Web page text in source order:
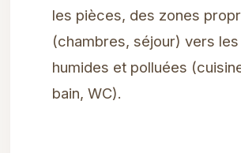
les pièces, des zones
(chambres, séjour) vers
humides et polluées
bain, WC).